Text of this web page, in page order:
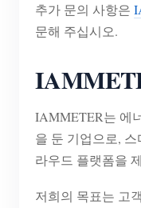
추가 문의 사항은
문해 주십시오.
IAMMETER는 에
을 둔 기업으로,
라우드 플랫폼을
저희의 목표는 고